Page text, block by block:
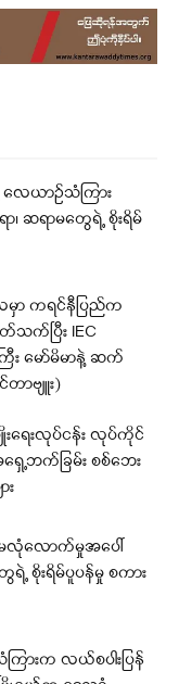
လေယာဉ်သံကြား
၊ ဆရာမတွေရဲ့ စိုးရိမ်
မှာ ကရင်နီပြည်က
သက်ပြီး IEC
ြီး မော်မိမာနဲ့ ဆက်
တာဗျူး)
ရေးလုပ်ငန်း လုပ်ကိုင်
ဘက်ခြမ်း စစ်ဘေး
း
မလုံလောက်မှုအပေါ်
ရဲ့ စိုးရိမ်ပူပန်မှု စကား
ားက လယ်စပါးပြန်